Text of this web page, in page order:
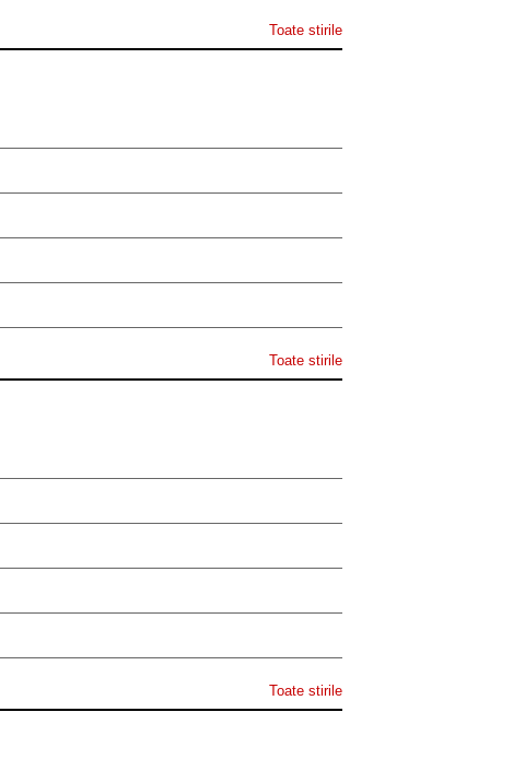
Toate stirile
Toate stirile
Toate stirile